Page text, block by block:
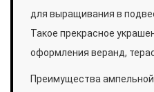
для выращивания в
Такое прекрасное
оформления веранд,
Преимущества